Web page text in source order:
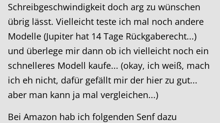
Schreibgeschwindigkeit doch arg zu wünschen
übrig lässt. Vielleicht teste ich mal noch andere
Modelle (Jupiter hat 14 Tage Rückgaberecht...)
und überlege mir dann ob ich vielleicht noch ein
schnelleres Modell kaufe... (okay, ich weiß, mach
ich eh nicht, dafür gefällt mir der hier zu gut...
aber man kann ja mal vergleichen...)
Bei Amazon hab ich folgenden Senf dazu